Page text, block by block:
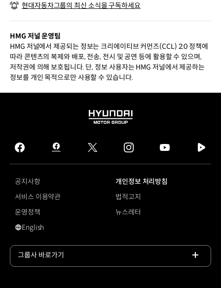
현대자동차그룹의 최신 소식을 구독하세요
HMG 저널 운영팀
HMG 저널에서 제공되는 정보는 크리에이티브 커먼즈(CCL) 2.0 정책에
따라 콘텐츠의 복제와 배포, 전송, 전시 및 공연 등에 활용할 수 있으며,
저작권에 의해 보호됩니다. 단, 정보 사용자는 HMG 저널에서 제공하는
정보를 개인 목적으로만 사용할 수 있습니다.
HYUNDAI
GROUP
facebook
hmg
journal
twitter instagram
tv
공지사항
개인정보 처리방침
서비스 이용약관
법적고지
운영정책
뉴스레터
영문 사이트로 이동
English
그룹사 바로가기